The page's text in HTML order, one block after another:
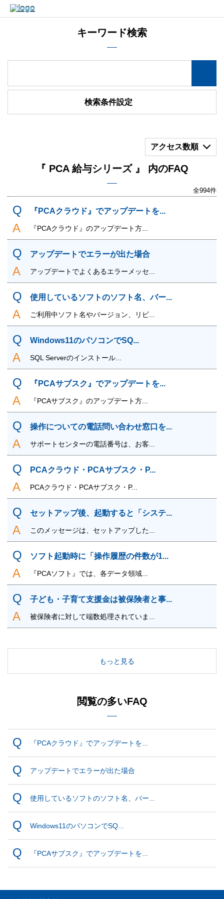
キーワード検索
検索条件設定
アクセス数順
『 PCA 給与シリーズ 』 内のFAQ
全994件
『PCAクラウド』でアップデートを...
『PCAクラウド』のアップデート方...
アップデートでエラーが出た場合
アップデートでよくあるエラーメッセ...
使用しているソフトのソフト名、バー...
ご利用中ソフト名やバージョン、リビ...
Windows11のパソコンでSQ...
SQL Serverのインストール...
『PCAサブスク』でアップデートを...
『PCAサブスク』のアップデート方...
操作についての電話問い合わせ窓口を...
サポートセンターの電話番号は、お客...
PCAクラウド・PCAサブスク・P...
PCAクラウド・PCAサブスク・P...
セットアップ後、起動すると「システ...
このメッセージは、セットアップした...
ソフト起動時に「操作履歴の件数が1...
『PCAソフト』では、各データ領域...
子ども・子育て支援金は被保険者と事...
被保険者に対して端数処理されていま...
もっと見る
閲覧の多いFAQ
『PCAクラウド』でアップデートを...
アップデートでエラーが出た場合
使用しているソフトのソフト名、バー...
Windows11のパソコンでSQ...
『PCAサブスク』でアップデートを...